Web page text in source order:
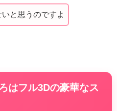
と思うのですよ
はフル3Dの豪華なス